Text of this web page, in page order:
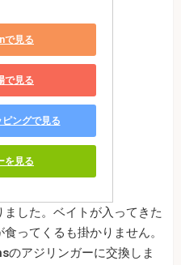
で見る
で見る
ングで見る
を見る
した。ベイトが入ってきた
ってくるも掛かりません。
のアジリンガーに交換しま